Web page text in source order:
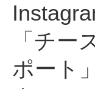
「チー
ポート